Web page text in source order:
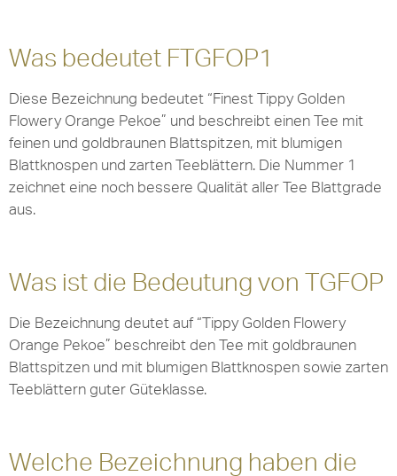
Was bedeutet FTGFOP1
Diese Bezeichnung bedeutet “Finest Tippy Golden
Flowery Orange Pekoe” und beschreibt einen Tee mit
feinen und goldbraunen Blattspitzen, mit blumigen
Blattknospen und zarten Teeblättern. Die Nummer 1
zeichnet eine noch bessere Qualität aller Tee Blattgrade
aus.
Was ist die Bedeutung von TGFOP
Die Bezeichnung deutet auf “Tippy Golden Flowery
Orange Pekoe” beschreibt den Tee mit goldbraunen
Blattspitzen und mit blumigen Blattknospen sowie zarten
Teeblättern guter Güteklasse.
Welche Bezeichnung haben die